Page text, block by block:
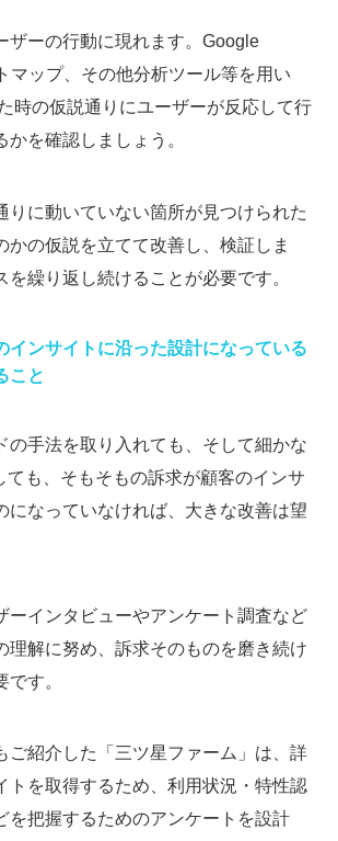
ザーの行動に現れます。Google
マップ、その他分析ツール等を用い
時の仮説通りにユーザーが反応して行
を確認しましょう。
りに動いていない箇所が見つけられた
かの仮説を立てて改善し、検証しま
を繰り返し続けることが必要です。
ンサイトに沿った設計になっている
こと
の手法を取り入れても、そして細かな
ても、そもそもの訴求が顧客のインサ
になっていなければ、大きな改善は望
ーインタビューやアンケート調査など
理解に努め、訴求そのものを磨き続け
す。
ご紹介した「三ツ星ファーム」は、詳
トを取得するため、利用状況・特性認
を把握するためのアンケートを設計